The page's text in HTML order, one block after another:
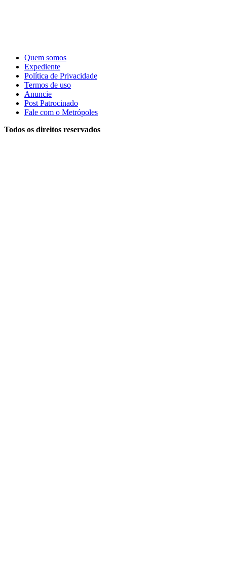
Quem somos
Expediente
Política de Privacidade
Termos de uso
Anuncie
Post Patrocinado
Fale com o Metrópoles
Todos os direitos reservados